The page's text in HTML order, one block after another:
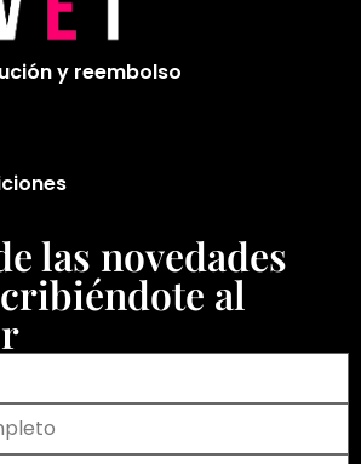
y reembolso
las novedades
al